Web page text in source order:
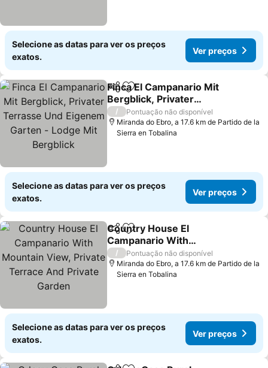
Selecione as datas para ver os preços
exatos.
Ver preços
PartilharAdicionar aos favoritos
Finca El Campanario Mit
Bergblick, Privater
Terrasse Und Eigenem
Garten - Lodge Mit
Bergblick
Ver preços
/
Pontuação não disponível
Miranda do Ebro, a 17.6 km de Partido de la
Sierra en Tobalina
Selecione as datas para ver os preços
exatos.
Ver preços
PartilharAdicionar aos favoritos
Country House El
Campanario With
Mountain View, Private
Terrace And Private
Garden
Ver preços
/
Pontuação não disponível
Miranda do Ebro, a 17.6 km de Partido de la
Sierra en Tobalina
Selecione as datas para ver os preços
exatos.
Ver preços